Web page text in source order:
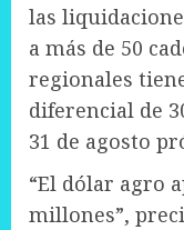
las
a más de 50
regionales
diferencial de
31 de agosto
“El dólar agro
millones”,